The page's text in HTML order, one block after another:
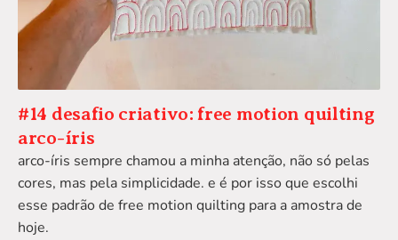
#14 desafio criativo: free motion quilting
arco-íris
arco-íris sempre chamou a minha atenção, não só pelas
cores, mas pela simplicidade. e é por isso que escolhi
esse padrão de free motion quilting para a amostra de
hoje.